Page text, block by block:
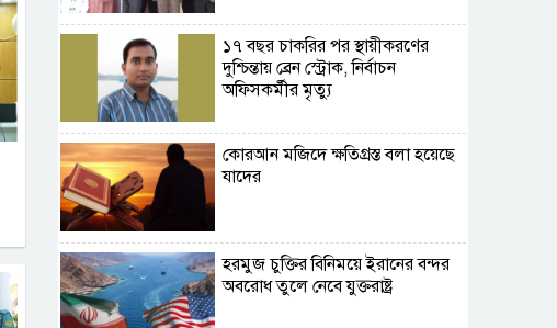
১৭ বছর চাকরির পর স্থায়ীকরণের
দুশ্চিন্তায় ব্রেন স্ট্রোক, নির্বাচন
অফিসকর্মীর মৃত্যু
কোরআন মজিদে ক্ষতিগ্রস্ত বলা হয়েছে
যাদের
হরমুজ চুক্তির বিনিময়ে ইরানের বন্দর
অবরোধ তুলে নেবে যুক্তরাষ্ট্র